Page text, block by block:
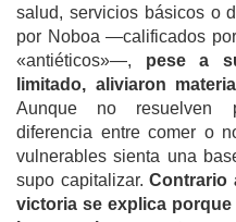
salud, servicios básicos o
por Noboa —calificados
«antiéticos»—, pese a
limitado, aliviaron
Aunque no resuelven
diferencia entre comer o
vulnerables sienta una
supo capitalizar.Contrario
victoria se explica